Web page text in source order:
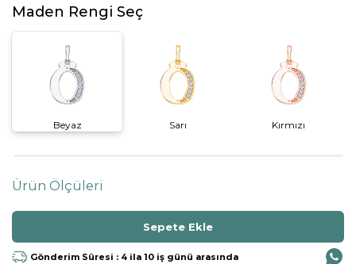
Maden Rengi Seç
Beyaz Sarı Kırmızı
Ürün Ölçüleri
Gönderim Süresi : 4 ila 10 iş günü arasında